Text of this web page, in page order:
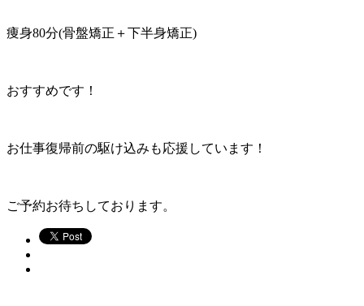
痩身80分(骨盤矯正＋下半身矯正)
おすすめです！
お仕事復帰前の駆け込みも応援しています！
ご予約お待ちしております。